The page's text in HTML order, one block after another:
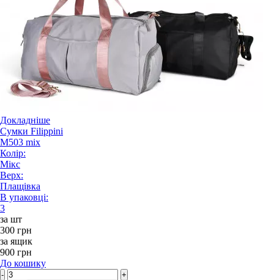
Докладніше
Сумки Filippini
M503 mix
Колір:
Мікс
Верх:
Плащівка
В упаковці:
3
за шт
300 грн
за ящик
900 грн
До кошику
-
+